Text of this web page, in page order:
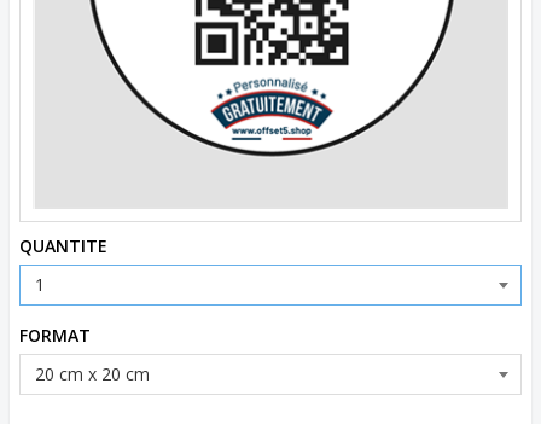
QUANTITE
FORMAT